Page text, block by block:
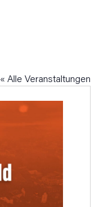
« Alle Veranstaltungen